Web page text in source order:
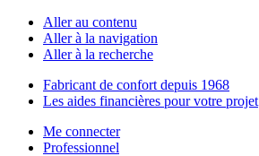
Aller au contenu
Aller à la navigation
Aller à la recherche
Fabricant de confort depuis 1968
Les aides financières pour votre projet
Me connecter
Professionnel